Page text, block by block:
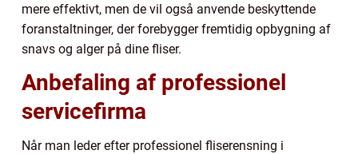
mere effektivt, men de vil også anvende beskyttende
foranstaltninger, der forebygger fremtidig opbygning af
snavs og alger på dine fliser.
Anbefaling af professionel
servicefirma
Når man leder efter professionel fliserensning i